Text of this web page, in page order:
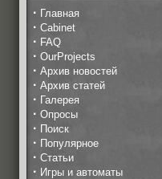
· Главная
· Cabinet
· FAQ
· OurProjects
· Архив новостей
· Архив статей
· Галерея
· Опросы
· Поиск
· Популярное
· Статьи
· Игры и автоматы